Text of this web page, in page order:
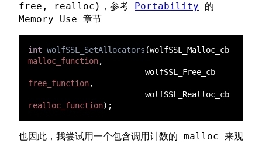
free, realloc)，参考
Portability 的
Memory Use 章节
int wolfSSL_SetAllocators
malloc_function
free_function
realloc_function
也因此，我尝试用一个包含调用计数的 malloc 来观